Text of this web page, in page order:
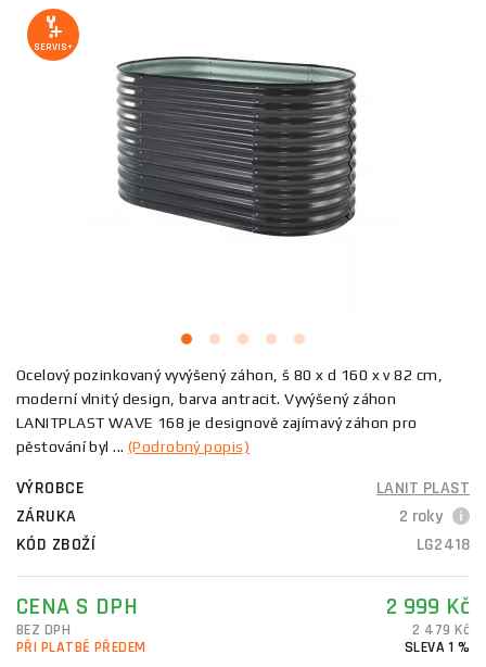
SERVIS+
Ocelový pozinkovaný vyvýšený záhon, š 80 x d 160 x v 82 cm,
moderní vlnitý design, barva antracit. Vyvýšený záhon
LANITPLAST WAVE 168 je designově zajímavý záhon pro
pěstování byl ... (Podrobný popis)
VÝROBCE
LANIT PLAST
ZÁRUKA
2 roky
KÓD ZBOŽÍ
LG2418
CENA S DPH 2 999 Kč
BEZ DPH
2 479 Kč
PŘI PLATBĚ PŘEDEM
SLEVA 1 %